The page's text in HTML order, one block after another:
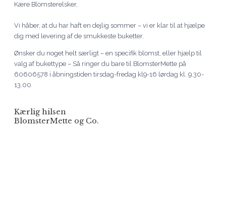
Kære Blomsterelsker,
Vi håber, at du har haft en dejlig sommer – vi er klar til at hjælpe
dig med levering af de smukkeste buketter.
Ønsker du noget helt særligt – en specifik blomst, eller hjælp til
valg af bukettype – Så ringer du bare til BlomsterMette på
60606578 i åbningstiden tirsdag-fredag kl9-16 lørdag kl. 9.30-
13.00
Kærlig hilsen
BlomsterMette og Co.